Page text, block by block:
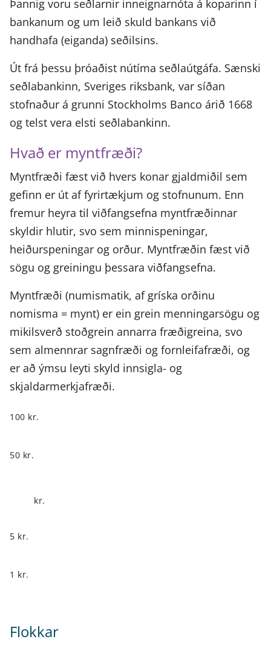
Þannig voru seðlarnir inneignarnóta á koparinn í
bankanum og um leið skuld bankans við
handhafa (eiganda) seðilsins.
Út frá þessu þróaðist nútíma seðlaútgáfa. Sænski
seðlabankinn, Sveriges riksbank, var síðan
stofnaður á grunni Stockholms Banco árið 1668
og telst vera elsti seðlabankinn.
Hvað er myntfræði?
Myntfræði fæst við hvers konar gjaldmiðil sem
gefinn er út af fyrirtækjum og stofnunum. Enn
fremur heyra til viðfangsefna myntfræðinnar
skyldir hlutir, svo sem minnispeningar,
heiðurspeningar og orður. Myntfræðin fæst við
sögu og greiningu þessara viðfangsefna.
Myntfræði (numismatik, af gríska orðinu
nomisma = mynt) er ein grein menningarsögu og
mikilsverð stoðgrein annarra fræðigreina, svo
sem almennrar sagnfræði og fornleifafræði, og
er að ýmsu leyti skyld innsigla- og
skjaldarmerkjafræði.
100 kr.
50 kr.
kr.
5 kr.
1 kr.
Flokkar